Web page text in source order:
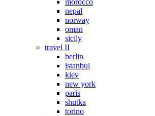
nepal
norway
oman
sicily
travel II
berlin
istanbul
kiev
new york
paris
shutka
torino